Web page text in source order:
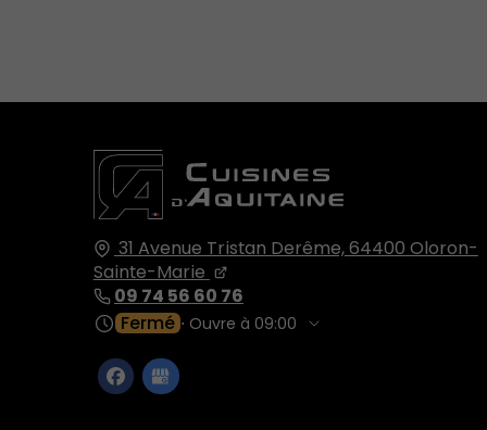
31 Avenue Tristan Derême,64400 Oloron-
Sainte-Marie
09 74 56 60 76
Fermé ⋅ Ouvre à 09:00